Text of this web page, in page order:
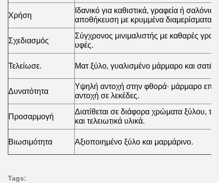
Χρήση
Ιδανικό για καθιστικά, γραφεία ή σαλόνια.
αποθήκευση με κρυμμένα διαμερίσματα.
Σχεδιασμός
Σύγχρονος μινιμαλιστής με καθαρές
υφές.
Τελείωσε. Ματ ξύλο, γυαλισμένο μάρμαρο και σατέν.
Δυνατότητα
Υψηλή αντοχή στην φθορά· μάρμαρο
αντοχή σε λεκέδες.
Προσαρμογή
Διατίθεται σε διάφορα χρώματα ξύλου,
και τελειωτικά υλικά.
Βιωσιμότητα Αξιοποιημένο ξύλο και μαρμάρινο.
Tags: